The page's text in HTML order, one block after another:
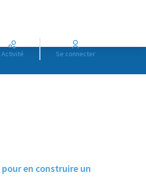
Activité Se connecter
en construire un